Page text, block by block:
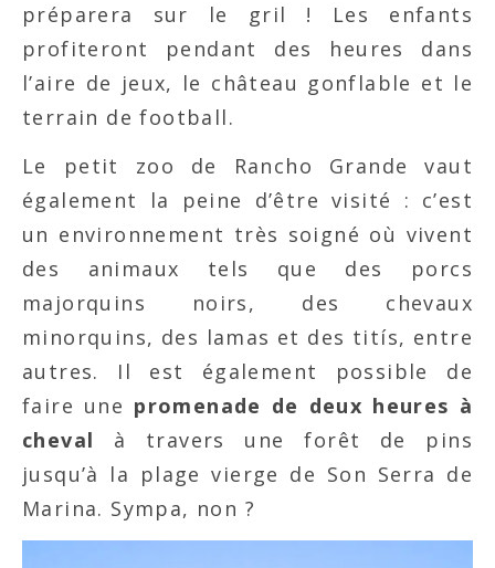
préparera sur le gril ! Les enfants
profiteront pendant des heures dans
l’aire de jeux, le château gonflable et le
terrain de football.
Le petit zoo de Rancho Grande vaut
également la peine d’être visité : c’est
un environnement très soigné où vivent
des animaux tels que des porcs
majorquins noirs, des chevaux
minorquins, des lamas et des titís, entre
autres. Il est également possible de
faire une promenade de deux heures à
cheval à travers une forêt de pins
jusqu’à la plage vierge de Son Serra de
Marina. Sympa, non ?